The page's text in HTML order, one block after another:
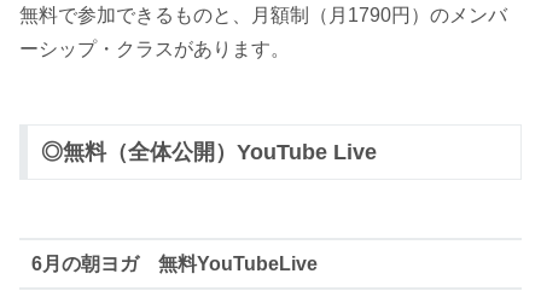
無料で参加できるものと、月額制（月1790円）のメンバ
ーシップ・クラスがあります。
◎無料（全体公開）YouTube Live
6月の朝ヨガ 無料YouTubeLive